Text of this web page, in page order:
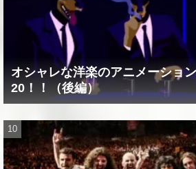
オシャレな洋楽のアニメーショ
20！！（後編）